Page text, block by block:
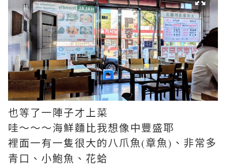
也等了一陣子才上菜
哇～～～海鮮麵比我想像中豐盛耶
裡面一有一隻很大的八爪魚(章魚)、非常多
青口、小鮑魚、花蛤